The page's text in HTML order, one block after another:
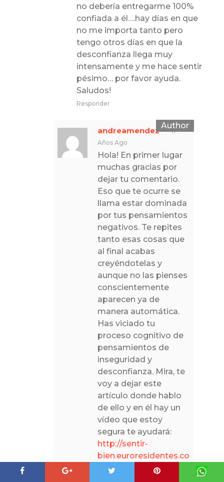
no debería entregarme 100%
confiada a él….hay días en que
no me importa tanto pero
tengo otros días en que la
desconfianza llega muy
intensamente y me hace sentir
pésimo… por favor ayuda.
Saludos!
Responder
andreamendez
11
Años Ago
Hola! En primer lugar
muchas gracias por
dejar tu comentario.
Eso que te ocurre se
llama estar dominada
por tus pensamientos
negativos. Te repites
tanto esas cosas que
al final acabas
creyéndotelas y
aunque no las pienses
conscientemente
aparecen ya de
manera automática.
Has viciado tu
proceso cognitivo de
pensamientos de
inseguridad y
desconfianza. Mira, te
voy a dejar este
artículo donde hablo
de ello y en él hay un
vídeo que estoy
segura te ayudará:
http://sentir-
bien.euroresidentes.com/
controlar-los-